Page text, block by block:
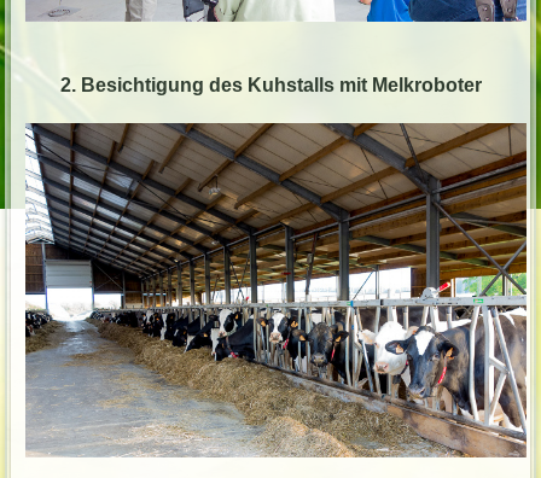
2. Besichtigung des Kuhstalls mit Melkroboter